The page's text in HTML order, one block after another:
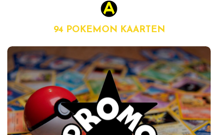
94 POKEMON KAARTEN